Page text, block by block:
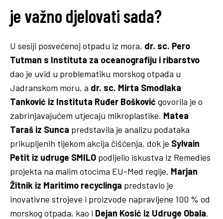
je važno djelovati sada?
U sesiji posvećenoj otpadu iz mora, dr. sc. Pero
Tutman s Instituta za oceanografiju i ribarstvo
dao je uvid u problematiku morskog otpada u
Jadranskom moru, a dr. sc. Mirta Smodlaka
Tanković iz Instituta Ruđer Bošković govorila je o
zabrinjavajućem utjecaju mikroplastike. Matea
Taraš iz Sunca predstavila je analizu podataka
prikupljenih tijekom akcija čišćenja, dok je Sylvain
Petit iz udruge SMILO podijelio iskustva iz Remedies
projekta na malim otocima EU-Med regije. Marjan
Žitnik iz Maritimo recyclinga predstavio je
inovativne strojeve i proizvode napravljene 100 % od
morskog otpada, kao i Dejan Kosić iz Udruge Obala.